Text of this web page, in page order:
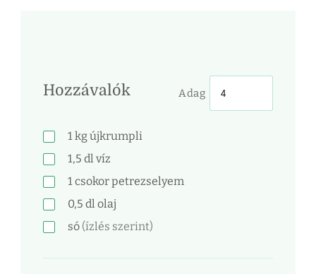
Hozzávalók Adag
1kgújkrumpli
1,5 dl víz
1csokorpetrezselyem
0,5 dl olaj
só (ízlés szerint)